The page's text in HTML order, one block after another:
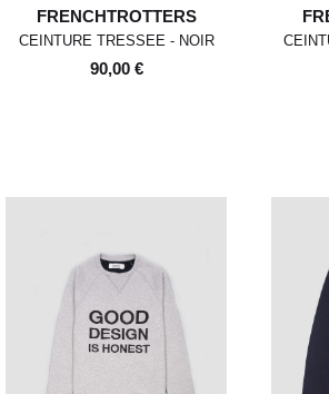
FRENCHTROTTERS
CEINTURE TRESSEE - NOIR
90,00 €